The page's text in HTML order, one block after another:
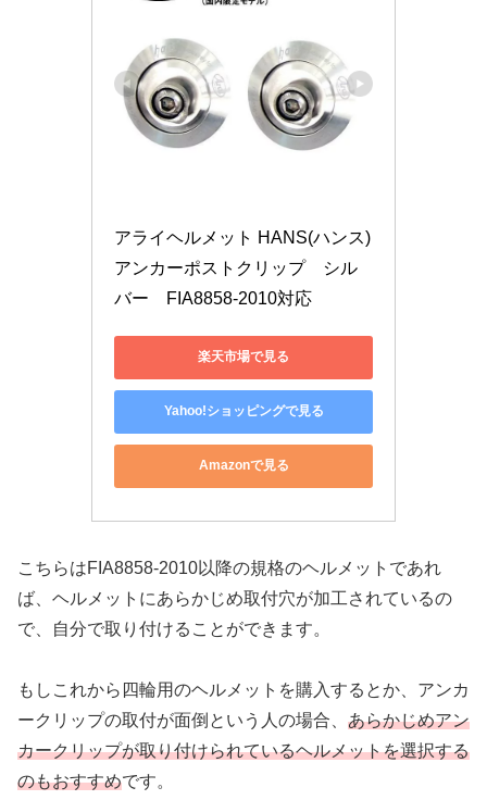
アライヘルメット HANS(ハンス)
アンカーポストクリップ　シル
バー　FIA8858-2010対応
楽天市場で見る
Yahoo!ショッピングで見る
Amazonで見る
こちらはFIA8858-2010以降の規格のヘルメットであれ
ば、ヘルメットにあらかじめ取付穴が加工されているの
で、自分で取り付けることができます。
もしこれから四輪用のヘルメットを購入するとか、アンカ
ークリップの取付が面倒という人の場合、 あらかじめアン
カークリップが取り付けられているヘルメットを選択する
のもおすすめです。